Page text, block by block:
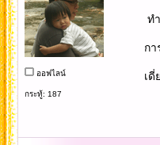
ออฟไลน์
กระทู้: 187
ท
กา
เดี่